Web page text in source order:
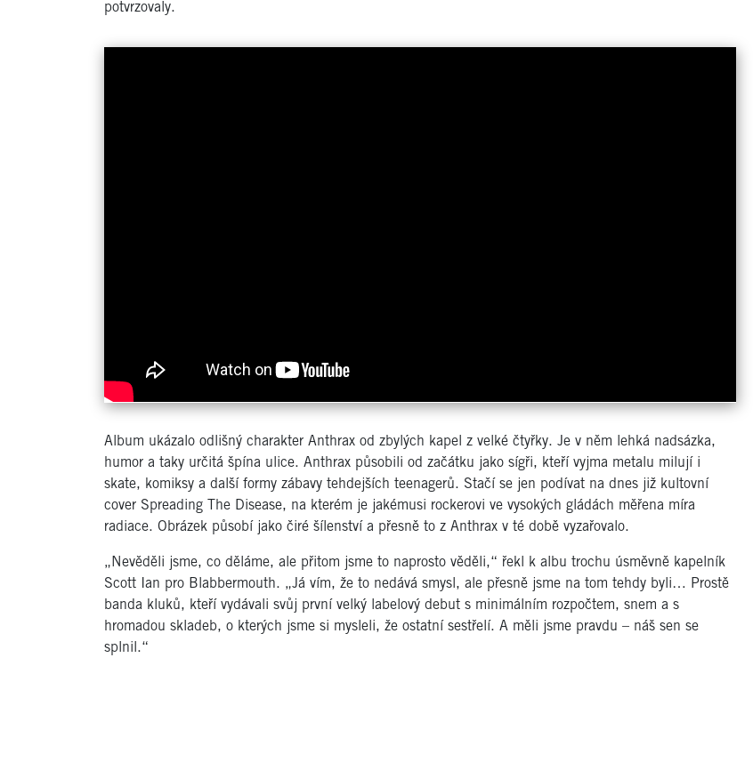
potvrzovaly.
Album ukázalo odlišný charakter Anthrax od zbylých kapel z velké čtyřky. Je v něm lehká nadsázka,
humor a taky určitá špína ulice. Anthrax působili od začátku jako sígři, kteří vyjma metalu milují i
skate, komiksy a další formy zábavy tehdejších teenagerů. Stačí se jen podívat na dnes již kultovní
cover Spreading The Disease, na kterém je jakémusi rockerovi ve vysokých gládách měřena míra
radiace. Obrázek působí jako čiré šílenství a přesně to z Anthrax v té době vyzařovalo.
„Nevěděli jsme, co děláme, ale přitom jsme to naprosto věděli,“ řekl k albu trochu úsměvně kapelník
Scott Ian pro Blabbermouth. „Já vím, že to nedává smysl, ale přesně jsme na tom tehdy byli… Prostě
banda kluků, kteří vydávali svůj první velký labelový debut s minimálním rozpočtem, snem a s
hromadou skladeb, o kterých jsme si mysleli, že ostatní sestřelí. A měli jsme pravdu – náš sen se
splnil.“